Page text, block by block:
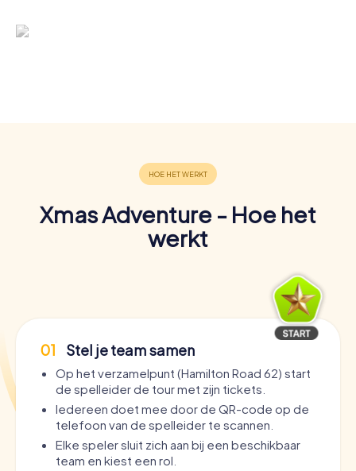
Xmas Adventure - Hoe het
werkt
01 Stel je team samen
Op het verzamelpunt (Hamilton Road 62) start
de spelleider de tour met zijn tickets.
Iedereen doet mee door de QR-code op de
telefoon van de spelleider te scannen.
Elke speler sluit zich aan bij een beschikbaar
team en kiest een rol.